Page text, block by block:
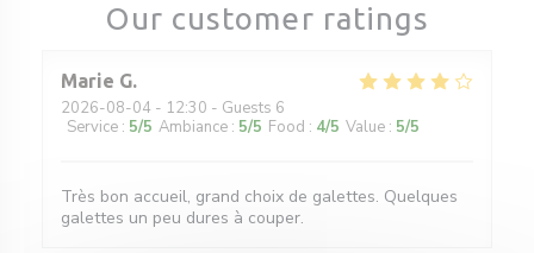
Our customer ratings
Marie G
2026-08-04 - 12:30 - Guests 6
Service : 5/5 Ambiance : 5/5 Food : 4/5 Value : 5/5
Très bon accueil, grand choix de galettes. Quelques
galettes un peu dures à couper.